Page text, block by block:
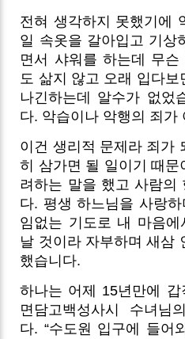
전혀 생각하지 못했기에
일 속옷을 갈아입고 기상
면서 샤워를 하는데 무
도 삶지 않고 오래 입다
나긴하는데 알수가 없었
다. 악습이나 악행의 죄가
이건 생리적 문제라 죄가
히 삼가면 될 일이기 때문
려하는 말을 했고 사람의
다. 평생 하느님을 사랑
임없는 기도로 내 마음
날 것이라 자부하며 새삼
했습니다.
하나는 어제 15년만에
면담고백성사시 수녀님
다. “수도원 입구에 들어